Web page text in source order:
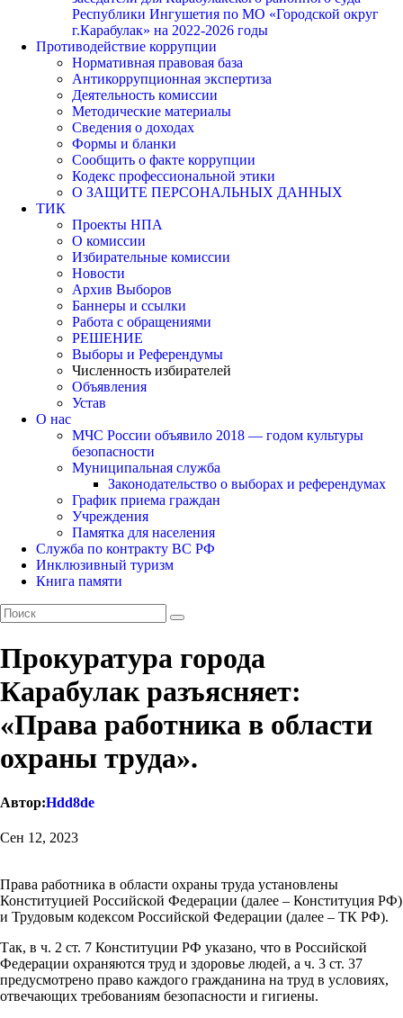
Республики Ингушетия по МО «Городской округ
г.Карабулак» на 2022-2026 годы
Противодействие коррупции
Нормативная правовая база
Антикоррупционная экспертиза
Деятельность комиссии
Методические материалы
Сведения о доходах
Формы и бланки
Сообщить о факте коррупции
Кодекс профессиональной этики
О ЗАЩИТЕ ПЕРСОНАЛЬНЫХ ДАННЫХ
ТИК
Проекты НПА
О комиссии
Избирательные комиссии
Новости
Архив Выборов
Баннеры и ссылки
Работа с обращениями
РЕШЕНИЕ
Выборы и Референдумы
Численность избирателей
Объявления
Устав
О нас
МЧС России объявило 2018 — годом культуры
безопасности
Муниципальная служба
Законодательство о выборах и референдумах
График приема граждан
Учреждения
Памятка для населения
Служба по контракту ВС РФ
Инклюзивный туризм
Книга памяти
Прокуратура города
Карабулак разъясняет:
«Права работника в области
охраны труда».
Автор:Hdd8de
Сен 12, 2023
Права работника в области охраны труда установлены
Конституцией Российской Федерации (далее – Конституция РФ)
и Трудовым кодексом Российской Федерации (далее – ТК РФ).
Так, в ч. 2 ст. 7 Конституции РФ указано, что в Российской
Федерации охраняются труд и здоровье людей, а ч. 3 ст. 37
предусмотрено право каждого гражданина на труд в условиях,
отвечающих требованиям безопасности и гигиены.